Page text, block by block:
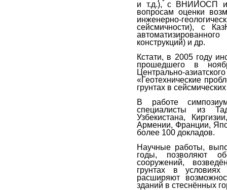
и т.д.), с ВНИИОСП
вопросам оценки
инженерно-
сейсмичности), с
конструкций) и др.
Кстати, в 2005 году
прошедшего в
Центрально-
«Геотехнические
грунтах в
В работе
специалисты из
Узбекистана,
Армении, Франции,
более 100 докладов.
Научные работы,
годы, позволяют
сооружений,
грунтах в
расширяют
зданий в стеснённых